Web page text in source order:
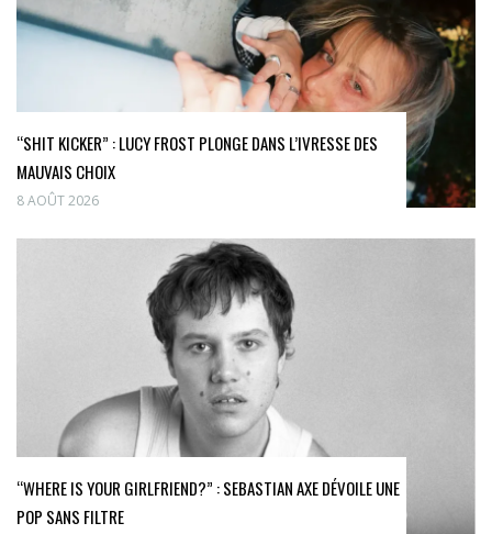
“SHIT KICKER” : LUCY FROST PLONGE DANS L’IVRESSE DES
MAUVAIS CHOIX
8 AOÛT 2026
“WHERE IS YOUR GIRLFRIEND?” : SEBASTIAN AXE DÉVOILE UNE
POP SANS FILTRE